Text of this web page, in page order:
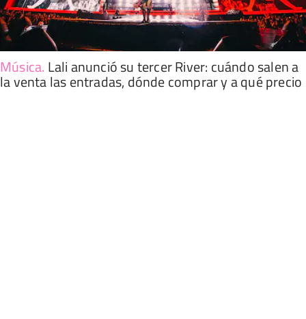
Música. Lali anunció su tercer River: cuándo salen a
la venta las entradas, dónde comprar y a qué precio